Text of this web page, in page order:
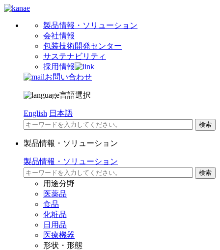
製品情報・ソリューション
会社情報
包装技術開発センター
サステナビリティ
採用情報
お問い合わせ
言語選択
English 日本語
製品情報・ソリューション
製品情報・ソリューション
用途分野
医薬品
食品
化粧品
日用品
医療機器
形状・形態